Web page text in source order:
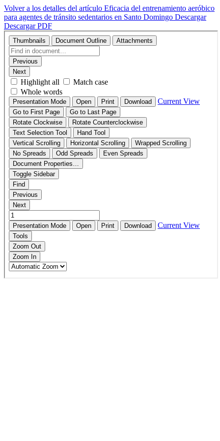
Volver a los detalles del artículo Eficacia del entrenamiento aeróbico
para agentes de tránsito sedentarios en Santo Domingo Descargar
Descargar PDF